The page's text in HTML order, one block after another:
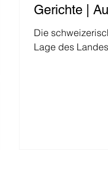
Gerichte |
Die
Lage des